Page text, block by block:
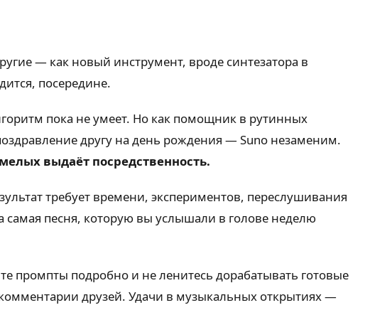
— как новый инструмент, вроде синтезатора в
посередине.
пока не умеет. Но как помощник в рутинных
другу на день рождения — Suno незаменим.
выдаёт посредственность.
требует времени, экспериментов, переслушивания
самая песня, которую вы услышали в голове неделю
промпты подробно и не ленитесь дорабатывать готовые
друзей. Удачи в музыкальных открытиях —